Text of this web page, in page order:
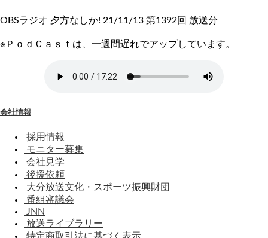
OBSラジオ 夕方なしか! 21/11/13 第1392回 放送分
※ＰｏｄＣａｓｔは、一週間遅れでアップしています。
会社情報
採用情報
モニター募集
会社見学
後援依頼
大分放送文化・スポーツ振興財団
番組審議会
JNN
放送ライブラリー